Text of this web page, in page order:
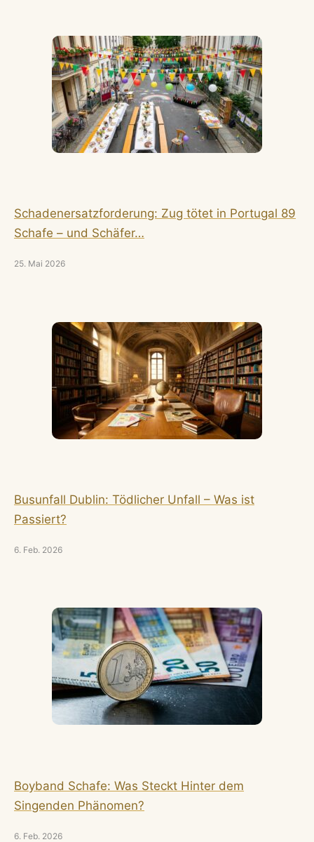
Schadenersatzforderung: Zug tötet in Portugal 89
Schafe – und Schäfer…
25. Mai 2026
Busunfall Dublin: Tödlicher Unfall – Was ist
Passiert?
6. Feb. 2026
Boyband Schafe: Was Steckt Hinter dem
Singenden Phänomen?
6. Feb. 2026